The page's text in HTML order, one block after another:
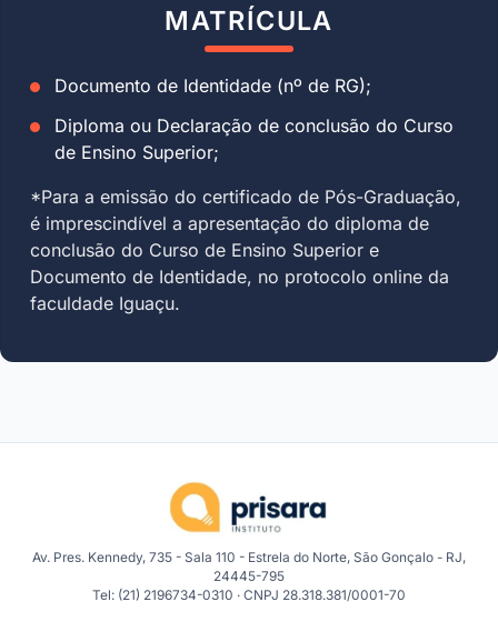
MATRÍCULA
Documento de Identidade (nº de RG);
Diploma ou Declaração de conclusão do Curso
de Ensino Superior;
*Para a emissão do certificado de Pós-Graduação,
é imprescindível a apresentação do diploma de
conclusão do Curso de Ensino Superior e
Documento de Identidade, no protocolo online da
faculdade Iguaçu.
Av. Pres. Kennedy, 735 - Sala 110 - Estrela do Norte, São Gonçalo - RJ,
24445-795
Tel: (21) 2196734-0310 · CNPJ 28.318.381/0001-70